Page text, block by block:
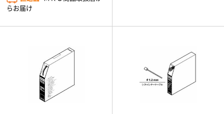
らお届け